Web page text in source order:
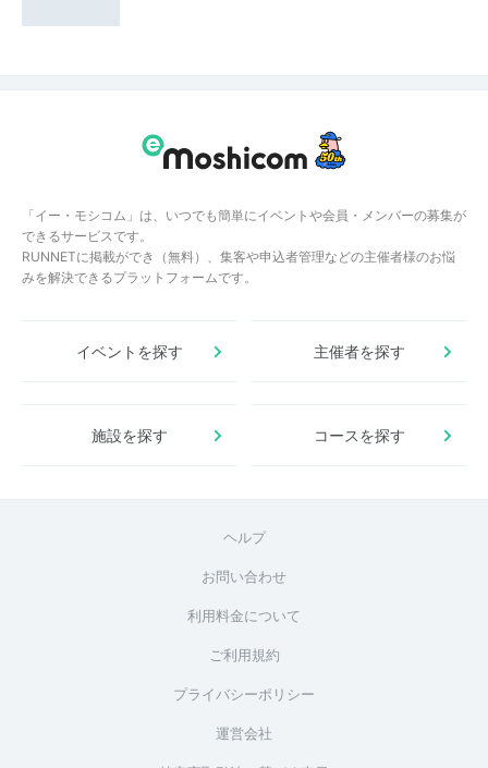
「イー・モシコム」は、いつでも簡単にイベントや会員・メンバーの募集が
できるサービスです。
RUNNETに掲載ができ（無料）、集客や申込者管理などの主催者様のお悩
みを解決できるプラットフォームです。
イベントを探す 主催者を探す
施設を探す コースを探す
ヘルプ
お問い合わせ
利用料金について
ご利用規約
プライバシーポリシー
運営会社